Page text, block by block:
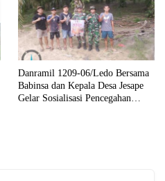
Danramil 1209-06/Ledo Bersama
Babinsa dan Kepala Desa Jesape
Gelar Sosialisasi Pencegahan